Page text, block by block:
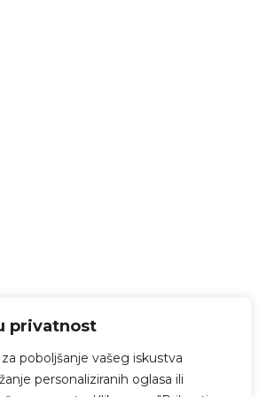
privatnost
poboljšanje vašeg iskustva
personaliziranih oglasa ili